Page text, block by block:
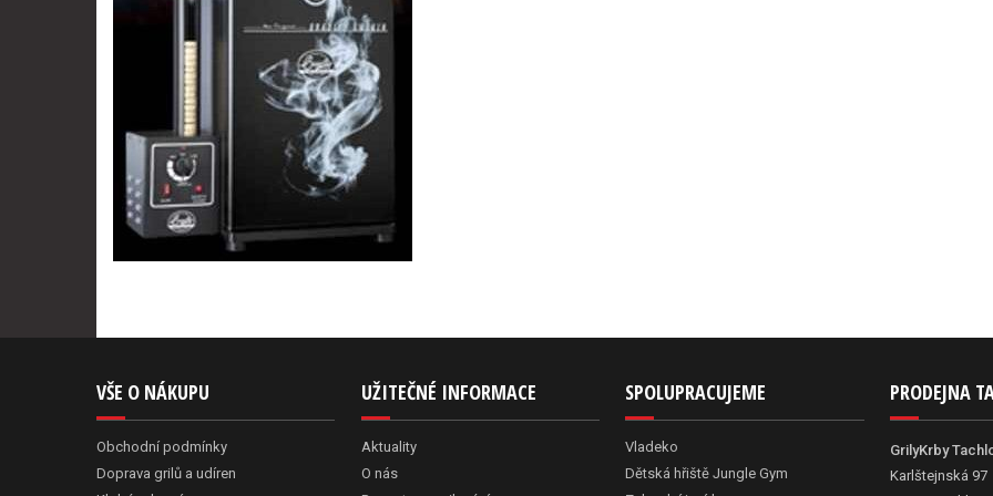
VŠE O NÁKUPU
Obchodní podmínky
Doprava grilů a udíren
UŽITEČNÉ INFORMACE
Aktuality
O nás
SPOLUPRACUJEME
Vladeko
Dětská hřiště Jungle Gym
PRODEJNA
GrilyKrby
Karlštejnská 97